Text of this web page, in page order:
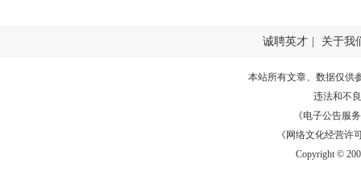
诚聘英才 关于我
本站所有文章、数据仅供
违法和不
《电子公告服务
《网络文化经营许
Copyright ©